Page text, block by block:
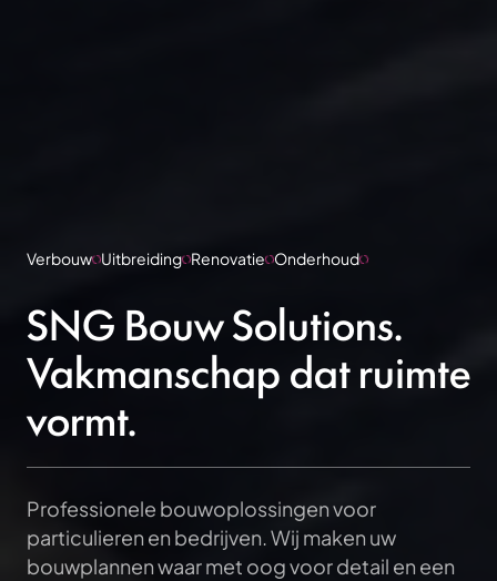
Verbouw Uitbreiding Renovatie Onderhoud
SNG Bouw Solutions.
Vakmanschap dat ruimte
vormt.
Professionele bouwoplossingen voor
particulieren en bedrijven. Wij maken uw
bouwplannen waar met oog voor detail en een